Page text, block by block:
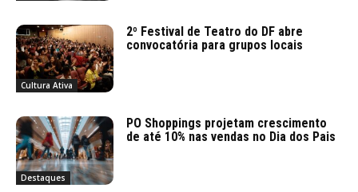
Cultura Ativa
2º Festival de Teatro do DF abre
convocatória para grupos locais
Destaques
PO Shoppings projetam crescimento
de até 10% nas vendas no Dia dos Pais